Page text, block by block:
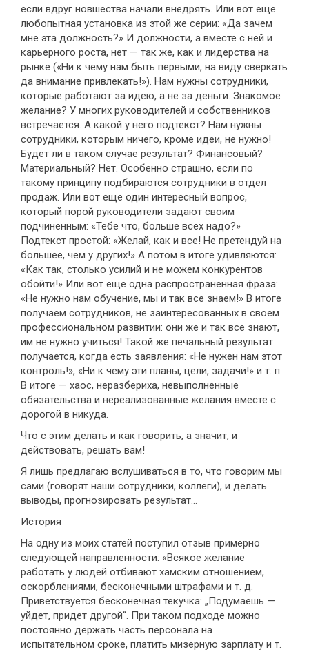
если вдруг новшества начали внедрять. Или вот еще
любопытная установка из этой же серии: «Да зачем
мне эта должность?» И должности, а вместе с ней и
карьерного роста, нет — так же, как и лидерства на
рынке («Ни к чему нам быть первыми, на виду сверкать
да внимание привлекать!»). Нам нужны сотрудники,
которые работают за идею, а не за деньги. Знакомое
желание? У многих руководителей и собственников
встречается. А какой у него подтекст? Нам нужны
сотрудники, которым ничего, кроме идеи, не нужно!
Будет ли в таком случае результат? Финансовый?
Материальный? Нет. Особенно страшно, если по
такому принципу подбираются сотрудники в отдел
продаж. Или вот еще один интересный вопрос,
который порой руководители задают своим
подчиненным: «Тебе что, больше всех надо?»
Подтекст простой: «Желай, как и все! Не претендуй на
большее, чем у других!» А потом в итоге удивляются:
«Как так, столько усилий и не можем конкурентов
обойти!» Или вот еще одна распространенная фраза:
«Не нужно нам обучение, мы и так все знаем!» В итоге
получаем сотрудников, не заинтересованных в своем
профессиональном развитии: они же и так все знают,
им не нужно учиться! Такой же печальный результат
получается, когда есть заявления: «Не нужен нам этот
контроль!», «Ни к чему эти планы, цели, задачи!» и т. п.
В итоге — хаос, неразбериха, невыполненные
обязательства и нереализованные желания вместе с
дорогой в никуда.
Что с этим делать и как говорить, а значит, и
действовать, решать вам!
Я лишь предлагаю вслушиваться в то, что говорим мы
сами (говорят наши сотрудники, коллеги), и делать
выводы, прогнозировать результат...
История
На одну из моих статей поступил отзыв примерно
следующей направленности: «Всякое желание
работать у людей отбивают хамским отношением,
оскорблениями, бесконечными штрафами и т. д.
Приветствуется бесконечная текучка: „Подумаешь —
уйдет, придет другой“. При таком подходе можно
постоянно держать часть персонала на
испытательном сроке, платить мизерную зарплату и т.